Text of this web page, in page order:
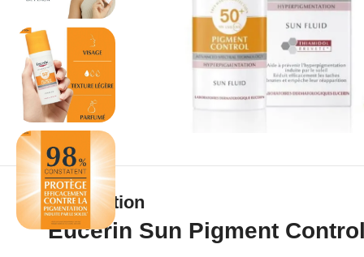
Description
Eucerin Sun Pigment